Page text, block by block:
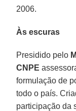
2006.
Às escuras
Presidido pelo
CNPE
formulação de
todo o país.
participação da